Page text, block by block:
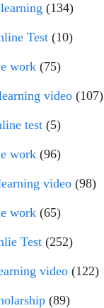
(134)
Test(10)
work(75)
video(107)
test(5)
work(96)
video(98)
work(65)
Test(252)
video(122)
(89)